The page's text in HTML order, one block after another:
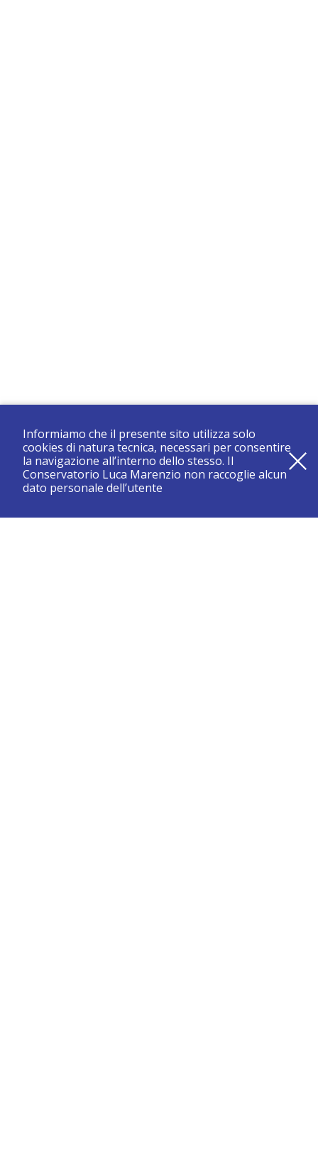
registrati e resta aggiornato su tutte le novità
Informiamo che il presente sito utilizza solo
cookies di natura tecnica, necessari per consentire
la navigazione all’interno dello stesso. Il
Conservatorio Luca Marenzio non raccoglie alcun
dato personale dell’utente